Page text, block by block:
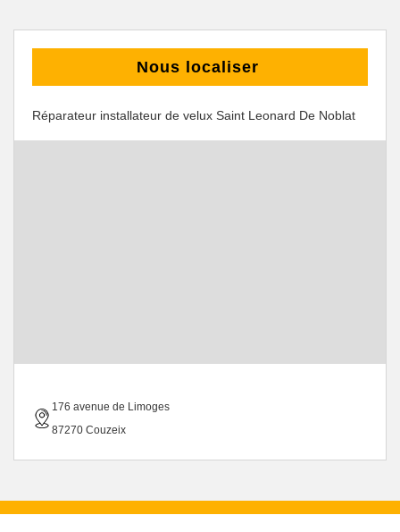
Nous localiser
Réparateur installateur de velux Saint Leonard De Noblat
176 avenue de Limoges
87270 Couzeix